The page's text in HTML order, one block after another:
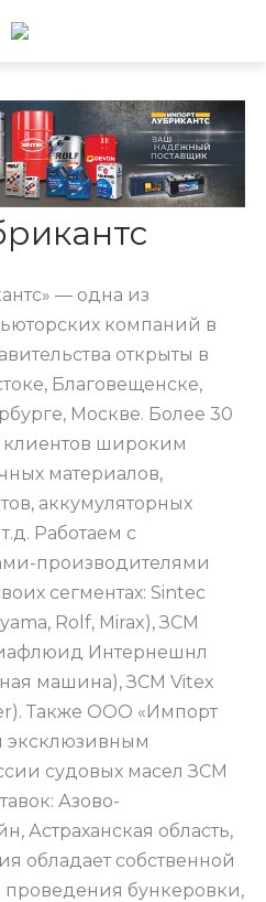
— одна из
компаний в
открыты в
Благовещенске,
Москве. Более 30
клиентов широким
материалов,
аккумуляторных
Работаем с
производителями
сегментах: Sintec
Rolf, Mirax), ЗСМ
Интернешнл
машина), ЗСМ Vitex
Также ООО «Импорт
эксклюзивным
судовых масел ЗСМ
Азово-
Астраханская область,
обладает собственной
проведения бункеровки,